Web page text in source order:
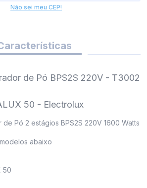
Não sei meu CEP!
de Pó BPS2S 220V - T3002
50 - Electrolux
Pó 2 estágios BPS2S 220V 1600 Watts
abaixo
50